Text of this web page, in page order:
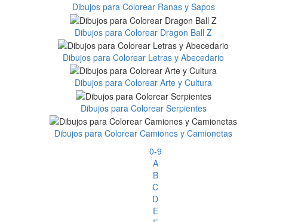
Dibujos para Colorear Ranas y Sapos
Dibujos para Colorear Dragon Ball Z
Dibujos para Colorear Letras y Abecedario
Dibujos para Colorear Arte y Cultura
Dibujos para Colorear Serpientes
Dibujos para Colorear Camiones y Camionetas
0-9
A
B
C
D
E